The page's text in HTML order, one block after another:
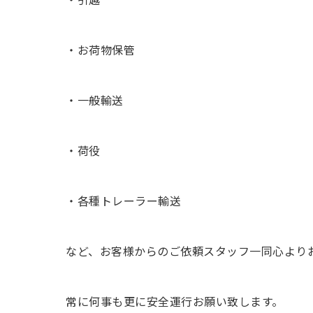
・お荷物保管
・一般輸送
・荷役
・各種トレーラー輸送
など、お客様からのご依頼スタッフ一同心より
常に何事も更に安全運行お願い致します。